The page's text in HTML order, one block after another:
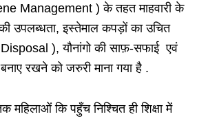
Management ) के तहत माहवारी के
उपलब्धता, इस्तेमाल कपड़ों का उचित
), यौनांगो की साफ़-सफाई एवं
रखने को जरुरी माना गया है .
कि पहुँच निश्चित ही शिक्षा में